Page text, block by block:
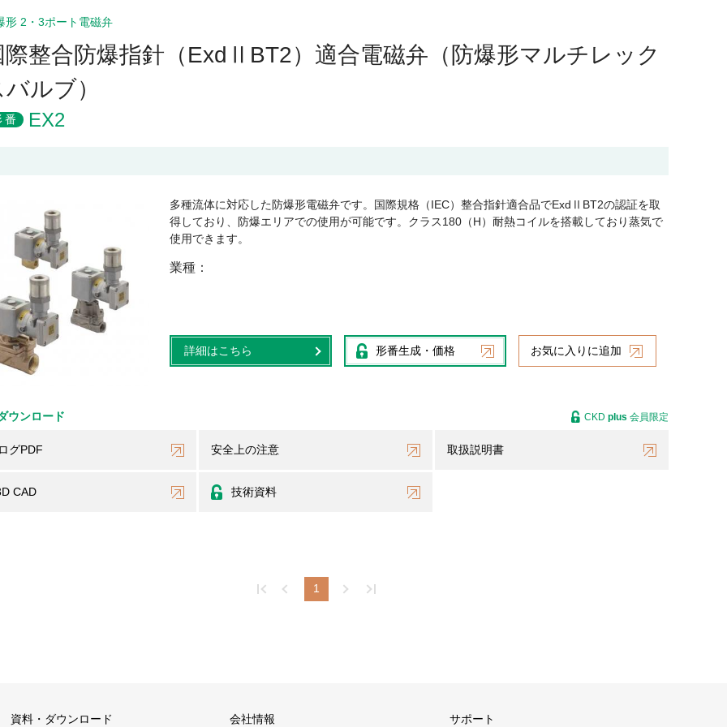
形 2・3ポート電磁弁
際整合防爆指針（ExdⅡBT2）適合電磁弁（防爆形マルチレック
ルブ）
番 EX2
多種流体に対応した防爆形電磁弁です。国際規格（IEC）整合指針適合品でExdⅡBT2の認証を取
得しており、防爆エリアでの使用が可能です。クラス180（H）耐熱コイルを搭載しており蒸気で
使用できます。
業種
詳細はこちら 形番生成・価格 お気に入りに追加
ウンロード
グPDF 安全上の注意 取扱説明書
CAD 技術資料
CKD plus 会員限定
1
資料・ダウンロード 会社情報 サポート